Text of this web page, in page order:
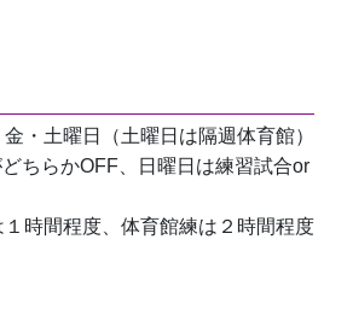
・土曜日（土曜日は隔週体育館）
ちらかOFF、日曜日は練習試合or
時間程度、体育館練は２時間程度